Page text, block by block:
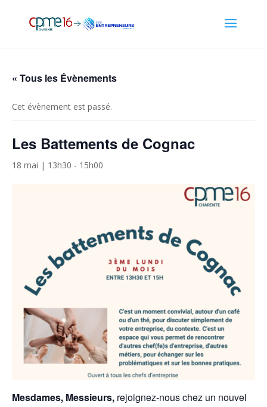
« Tous les Évènements
Cet évènement est passé.
Les Battements de Cognac
18 mai | 13h30 - 15h00
Mesdames, Messieurs, rejoignez-nous chez un nouvel